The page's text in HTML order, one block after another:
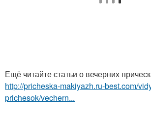
Ещё читайте статьи о вечерних
http://pricheska-makiyazh.ru-best.com/
prichesok/vechern...